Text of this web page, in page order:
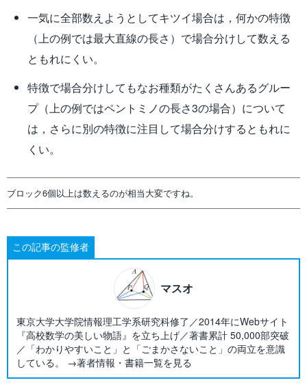
一気に全部数えようとしてキツイ場合は，何かの特徴
（上の例では最大直線の長さ）で場合分けして数える
ともれにくい。
特徴で場合分けしてもなお種類がたくさんあるグルー
プ（上の例ではペントミノの長さ3の場合）について
は，さらに別の特徴に注目して場合分けするともれに
くい。
ブロック6個以上は数えるのが相当大変ですね。
この記事の監修者
マスオ
東京大学大学院情報理工学系研究科修了／2014年にWebサイト
『高校数学の美しい物語』を立ち上げ／著書累計 50,000部突破
／「わかりやすいこと」と「ごまかさないこと」の両立を意識
している。 →著者情報・書籍一覧を見る